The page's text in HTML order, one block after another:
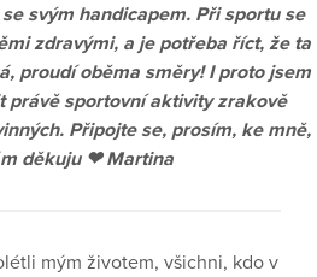
svým handicapem. Při sportu se
zdravými, a je potřeba říct, že ta
proudí oběma směry! I proto jsem
právě sportovní aktivity zrakově
Připojte se, prosím, ke mně,
děkuju ❤ Martina
mým životem, všichni, kdo v